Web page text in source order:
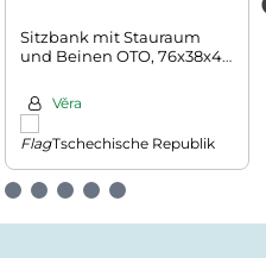
Sitzbank mit Stauraum
und Beinen OTO, 76x38x40
Věra
Tschechische Republik